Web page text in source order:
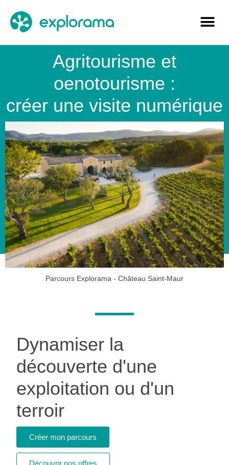
Agritourisme et
oenotourisme :
créer une visite numérique
Parcours Explorama - Château Saint-Maur
Dynamiser la
découverte d'une
exploitation ou d'un
terroir
Créer mon parcours